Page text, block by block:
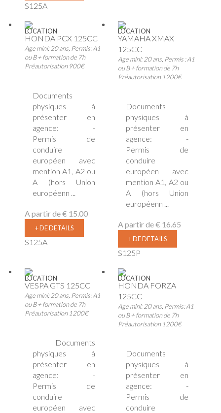
S125A
LOCATION
HONDA PCX 125CC
Age mini: 20 ans, Permis: A1
ou B + formation de 7h
Préautorisation 900€
Documents
physiques à
présenter en
agence: -
Permis de
conduire
européen avec
mention A1, A2 ou
A (hors Union
européenn ...
A partir de€ 15.00
+ DE DETAILS
S125A
LOCATION
YAMAHA XMAX
125CC
Age mini: 20 ans, Permis : A1
ou B + formation de 7h
Préautorisation 1200€
Documents
physiques à
présenter en
agence: -
Permis de
conduire
européen avec
mention A1, A2 ou
A (hors Union
européenn ...
A partir de€ 16.65
+ DE DETAILS
S125P
LOCATION
VESPA GTS 125CC
Age mini: 20 ans, Permis: A1
ou B + formation de 7h
Préautorisation 1200€
Documents
physiques à
présenter en
agence: -
Permis de
conduire
européen avec
LOCATION
HONDA FORZA
125CC
Age mini: 20 ans, Permis: A1
ou B + formation de 7h
Préautorisation 1200€
Documents
physiques à
présenter en
agence: -
Permis de
conduire